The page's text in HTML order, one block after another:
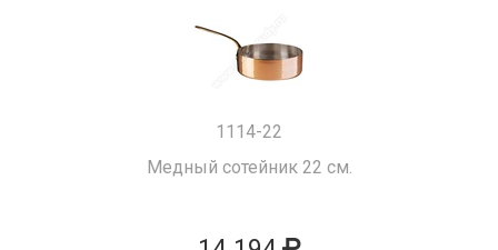
1114-22
Медный сотейник 22 см.